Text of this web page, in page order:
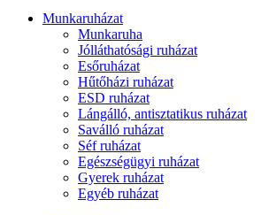
Munkaruházat
Munkaruha
Jólláthatósági ruházat
Esőruházat
Hűtőházi ruházat
ESD ruházat
Lángálló, antisztatikus ruházat
Saválló ruházat
Séf ruházat
Egészségügyi ruházat
Gyerek ruházat
Egyéb ruházat